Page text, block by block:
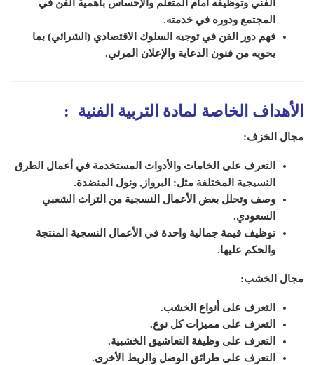
الفني وتوظيفه أمام المتعلم والإحساس بأهمية الفن في
المجتمع ودوره في خدمته.
فهم دور الفن في توجيه السلوك الاقتصادي (الشرائي) بما
يحويه من فنون الدعاية والإعلان المرئي.
الأهداف الخاصة لمادة التربية الفنية :
مجال الخزف:
التعرف على الخامات والأدوات المستخدمة في أعمال الطرق
النسيجية المختلفة مثل: البرواز, ونول المنضدة.
وصف وتحلل بعض الأعمال النسجية من التراث الشعبي
السعودي.
توظيف قيمة جمالية واحدة في الأعمال النسجية المنتجة
والحكم عليها.
مجال الخشب:
التعرف على أنواع الخشب.
التعرف على مميزات كل نوع.
التعرف على وظيفة التعاشيق الخشبية.
التعرف على طرائق الوصل والربط الأخرى.